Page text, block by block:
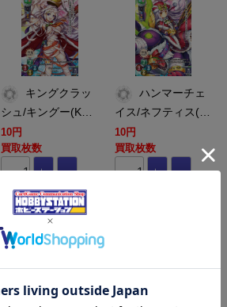
シュ/キングー(K…
10円
買取枚数
買取カート
イス/ネフティス(…
10円
買取枚数